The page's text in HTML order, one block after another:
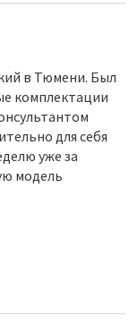
в Тюмени. Был
комплектации
для себя
уже за
модель